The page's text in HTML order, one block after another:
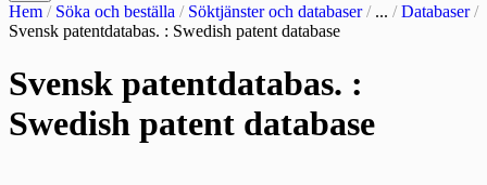
Hem / Söka och beställa / Söktjänster och databaser / ... /Databaser /
Svensk patentdatabas. : Swedish patent database
Svensk patentdatabas. :
Swedish patent database